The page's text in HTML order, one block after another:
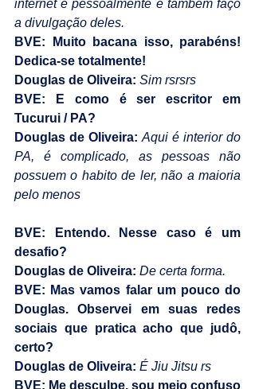
internet e pessoalmente e também faço
a divulgação deles.
BVE: Muito bacana isso, parabéns!
Dedica-se totalmente!
Douglas de Oliveira: Sim rsrsrs
BVE: E como é ser escritor em
Tucurui / PA?
Douglas de Oliveira: Aqui é interior do
PA, é complicado, as pessoas não
possuem o habito de ler, não a maioria
pelo menos
BVE: Entendo. Nesse caso é um
desafio?
Douglas de Oliveira: De certa forma.
BVE: Mas vamos falar um pouco do
Douglas. Observei em suas redes
sociais que pratica acho que judô,
certo?
Douglas de Oliveira: É Jiu Jitsu rs
BVE: Me desculpe, sou meio confuso